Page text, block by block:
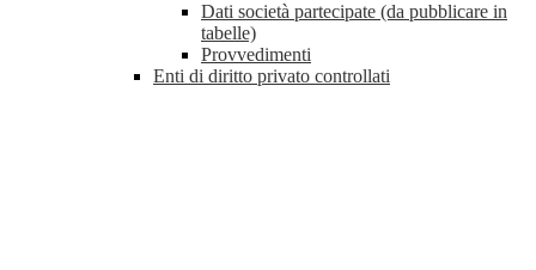
Dati società partecipate (da pubblicare in
tabelle)
Provvedimenti
Enti di diritto privato controllati